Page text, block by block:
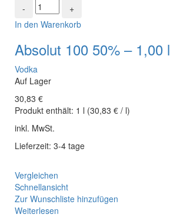
In den Warenkorb
Absolut 100 50% – 1,00 l
Vodka
Auf Lager
30,83 €
Produkt enthält: 1 l (30,83 € / l)
inkl. MwSt.
Lieferzeit: 3-4 tage
Vergleichen
Schnellansicht
Zur Wunschliste hinzufügen
Weiterlesen